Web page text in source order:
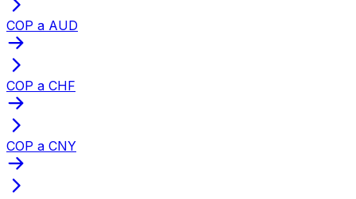
COP a AUD
COP a CHF
COP a CNY